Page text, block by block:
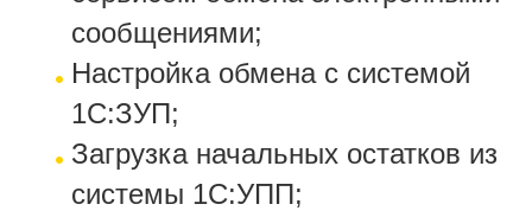
сообщениями;
Настройка обмена с системой
1С:ЗУП;
Загрузка начальных остатков из
системы 1С:УПП;